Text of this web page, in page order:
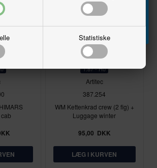
Statistiske
1:87 - H0
Artitec
387.254
WM Kettenkrad crew (2 fig) +
Luggage winter
95,00 DKK